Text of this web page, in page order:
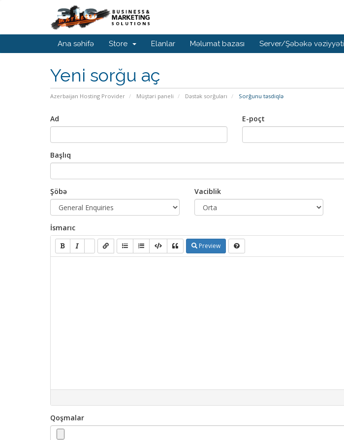
Ana səhifə Store Elanlar Məlumat bazası Server/Şəbəkə vəziyyəti
Yeni sorğu aç
Azerbaijan Hosting Provider Müştəri paneli Dəstək sorğuları Sorğunu təsdiqlə
Ad E-poçt
Başlıq
Şöbə Vaciblik
İsmarıc
Preview
Qoşmalar